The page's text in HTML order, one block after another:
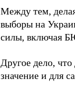
Между тем,
выборы на
силы, включая
Другое дело,
значение и для